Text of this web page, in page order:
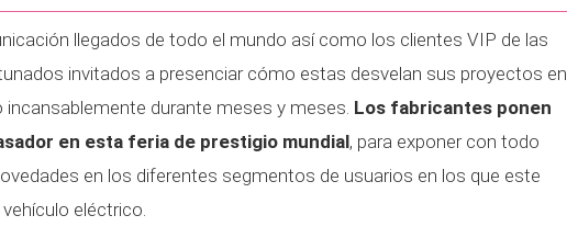
llegados de todo el mundo así como los clientes VIP de las
invitados a presenciar cómo estas desvelan sus proyectos en
incansablemente durante meses y meses. Los fabricantes ponen
en esta feria de prestigio mundial, para exponer con todo
en los diferentes segmentos de usuarios en los que este
eléctrico.